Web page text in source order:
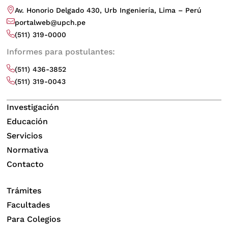
Av. Honorio Delgado 430, Urb Ingeniería, Lima – Perú
portalweb@upch.pe
(511) 319-0000
Informes para postulantes:
(511) 436-3852
(511) 319-0043
Investigación
Educación
Servicios
Normativa
Contacto
Trámites
Facultades
Para Colegios